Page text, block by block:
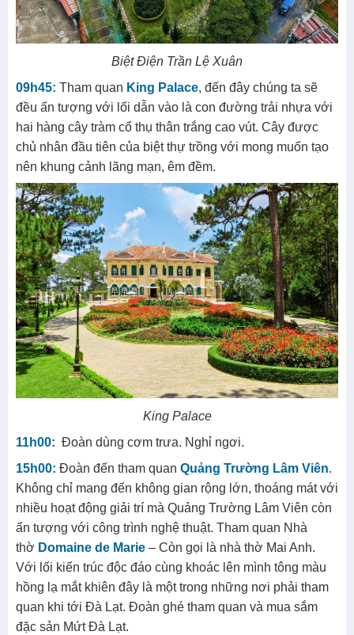
Biệt Điện Trần Lệ Xuân
09h45: Tham quan King Palace, đến đây chúng ta sẽ
đều ấn tượng với lối dẫn vào là con đường trải nhựa với
hai hàng cây tràm cổ thụ thân trắng cao vút. Cây được
chủ nhân đầu tiên của biệt thự trồng với mong muốn tạo
nên khung cảnh lãng mạn, êm đềm.
King Palace
11h00: Đoàn dùng cơm trưa. Nghỉ ngơi.
15h00: Đoàn đến tham quan Quảng Trường Lâm Viên.
Không chỉ mang đến không gian rộng lớn, thoáng mát với
nhiều hoạt động giải trí mà Quảng Trường Lâm Viên còn
ấn tượng với công trình nghệ thuật. Tham quan Nhà
thờ Domaine de Marie – Còn gọi là nhà thờ Mai Anh.
Với lối kiến trúc độc đáo cùng khoác lên mình tông màu
hồng lạ mắt khiên đây là một trong những nơi phải tham
quan khi tới Đà Lạt. Đoàn ghé tham quan và mua sắm
đặc sản Mứt Đà Lạt.